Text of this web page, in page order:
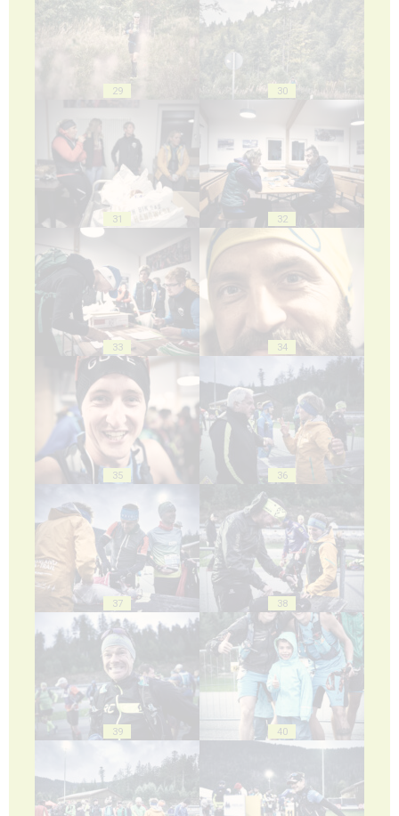
29 30
31 32
33 34
35 36
37 38
39 40